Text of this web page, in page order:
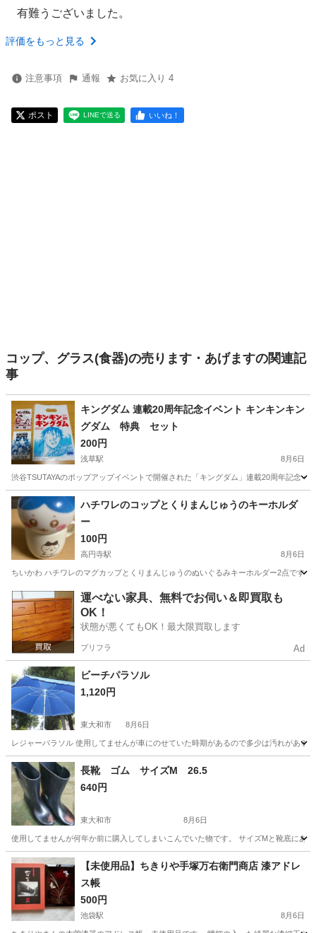
有難うございました。
評価をもっと見る
注意事項 通報 お気に入り 4
ポスト LINEで送る いいね！
コップ、グラス(食器)の売ります・あげますの関連記
事
キングダム 連載20周年記念イベント キンキンキン
グダム 特典 セット
200円
浅草駅 8月6日
渋谷TSUTAYAのポップアップイベントで開催された「キングダム」連載20周年記念
東京 台東区 浅草駅 ノベルティグッズ
ハチワレのコップとくりまんじゅうのキーホルダ
ー
100円
高円寺駅 8月6日
ちいかわ ハチワレのマグカップとくりまんじゅうのぬいぐるみキーホルダー2点です
東京 杉並区 高円寺駅 食器
運べない家具、無料でお伺い＆即買取も
OK！
状態が悪くてもOK！最大限買取します
プリフラ Ad
ビーチパラソル
1,120円
東大和市 8月6日
レジャーパラソル 使用してませんが車にのせていた時期があるので多少は汚れがあ
東京 東大和市 家庭用品
長靴 ゴム サイズM 26.5
640円
東大和市 8月6日
使用してませんが何年か前に購入してしまいこんでいた物です。 サイズMと靴底にあ
東京 東大和市 家庭用品
【未使用品】ちきりや手塚万右衛門商店 漆アドレ
ス帳
500円
池袋駅 8月6日